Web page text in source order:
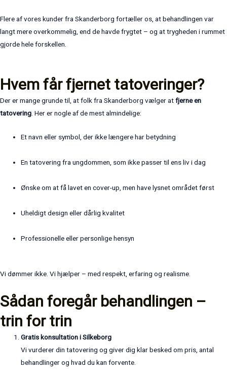
Flere af vores kunder fra Skanderborg fortæller os, at behandlingen var
langt mere overkommelig, end de havde frygtet – og at trygheden i rummet
gjorde hele forskellen.
Hvem får fjernet tatoveringer?
Der er mange grunde til, at folk fra Skanderborg vælger atfjerne en
tatovering . Her er nogle af de mest almindelige:
Et navn eller symbol, der ikke længere har betydning
En tatovering fra ungdommen, som ikke passer til ens liv i dag
Ønske om at få lavet en cover-up, men have lysnet området først
Uheldigt design eller dårlig kvalitet
Professionelle eller personlige hensyn
Vi dømmer ikke. Vi hjælper – med respekt, erfaring og realisme.
Sådan foregår behandlingen –
trin for trin
Gratis konsultation i Silkeborg
Vi vurderer din tatovering og giver dig klar besked om pris, antal
behandlinger og hvad du kan forvente.